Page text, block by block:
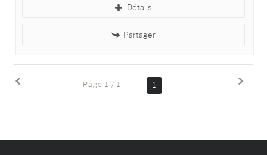
Détails
Partager
Page 1 / 1 1